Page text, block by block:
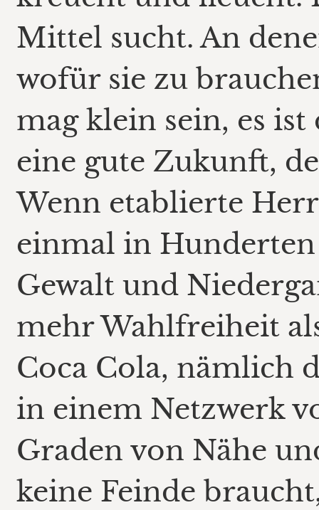
Mittel sucht. An
wofür sie zu
mag klein sein, es ist
eine gute Zukunft,
Wenn etablierte
einmal in
Gewalt und
mehr Wahlfreiheit
Coca Cola, nämlich
in einem Netzwerk
Graden von Nähe
keine Feinde